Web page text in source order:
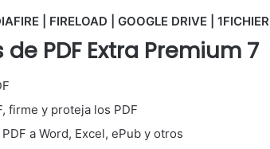
| FIRELOAD | GOOGLE DRIVE | 1FICHIER
PDF Extra Premium 7
firme y proteja los PDF
a Word, Excel, ePub y otros